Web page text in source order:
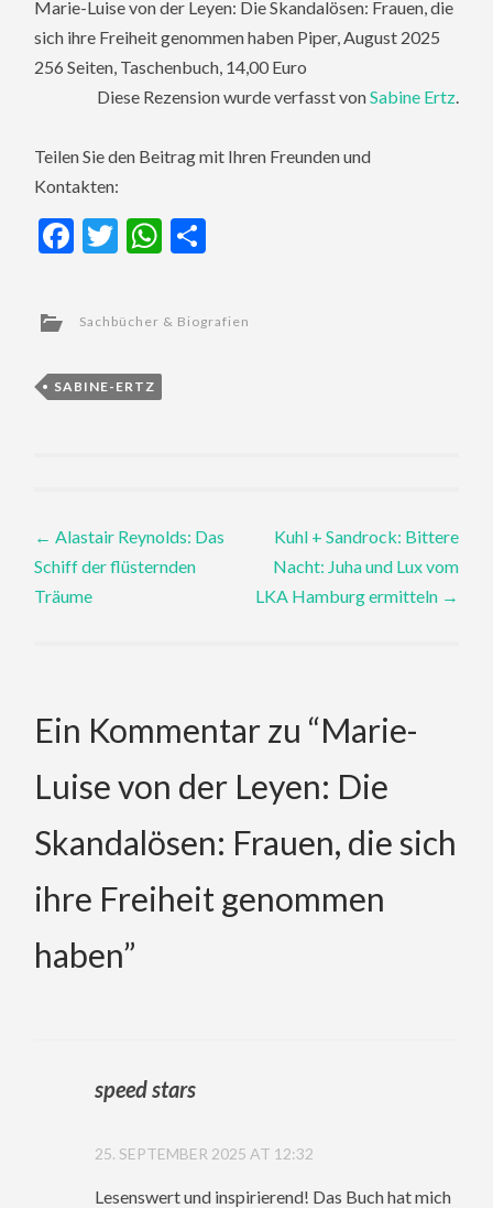
Marie-Luise von der Leyen: Die Skandalösen: Frauen, die
sich ihre Freiheit genommen haben Piper, August 2025
256 Seiten, Taschenbuch, 14,00 Euro
Diese Rezension wurde verfasst vonSabine Ertz.
Teilen Sie den Beitrag mit Ihren Freunden und
Kontakten:
Facebook
TwitterWhatsApp
Sachbücher & Biografien
SABINE-ERTZ
Post
navigation
← Alastair Reynolds: Das
Schiff der flüsternden
Träume
Kuhl + Sandrock: Bittere
Nacht: Juha und Lux vom
LKA Hamburg ermitteln →
Ein Kommentar zu “Marie-
Luise von der Leyen: Die
Skandalösen: Frauen, die sich
ihre Freiheit genommen
haben”
speed stars
25. SEPTEMBER 2025 AT 12:32
Lesenswert und inspirierend! Das Buch hat mich